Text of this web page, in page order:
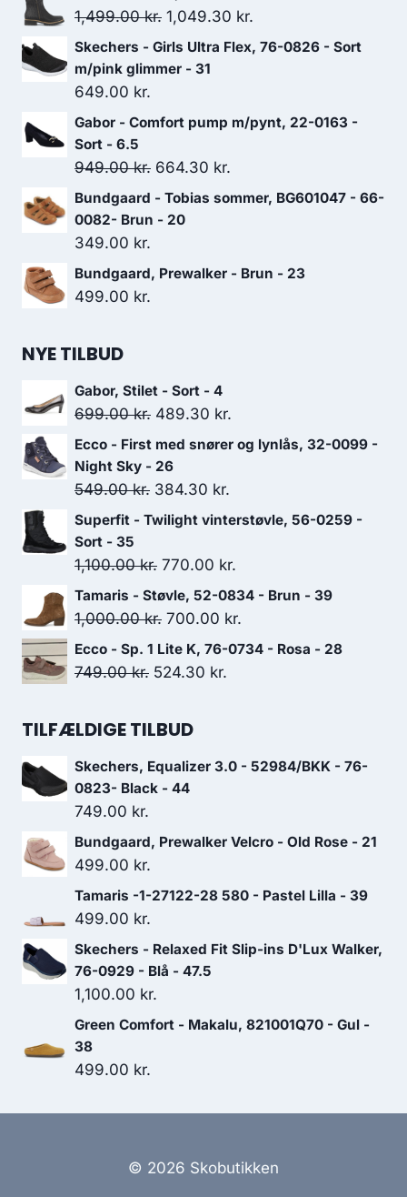
1,499.00kr. Den
oprindelige
pris
1,499.00 kr..
1,049.30 kr.
aktuelle
1,049.30 kr..
Skechers - Girls Ultra Flex, 76-0826 - Sort
m/pink glimmer - 31
649.00 kr.
Gabor - Comfort pump m/pynt, 22-0163 -
Sort - 6.5
949.00kr. Den
oprindelige
pris
949.00 kr..
664.30 kr.
aktuelle
664.30 kr..
Bundgaard - Tobias sommer, BG601047 - 66-
0082- Brun - 20
349.00 kr.
Bundgaard, Prewalker - Brun - 23
499.00 kr.
NYE TILBUD
Gabor, Stilet - Sort - 4
699.00kr. Den
oprindelige
pris
var:
699.00 kr..
489.30 kr.
aktuelle
489.30 kr..
Ecco - First med snører og lynlås, 32-0099 -
Night Sky - 26
549.00kr. Den
oprindelige
var:
549.00 kr..
384.30 kr.
aktuelle
er:
384.30 kr..
Superfit - Twilight vinterstøvle, 56-0259 -
Sort - 35
1,100.00kr. Den
oprindelige
pris
1,100.00 kr..
770.00 kr.
aktuelle
pris
Tamaris - Støvle, 52-0834 - Brun - 39
1,000.00kr. Den
oprindelige
pris
700.00 kr.
aktuelle
Ecco - Sp. 1 Lite K, 76-0734 - Rosa - 28
749.00kr. Den
pris
749.00 kr..
524.30 kr.
524.30 kr..
TILFÆLDIGE TILBUD
Skechers, Equalizer 3.0 - 52984/BKK - 76-
0823- Black - 44
749.00 kr.
Bundgaard, Prewalker Velcro - Old Rose - 21
499.00 kr.
Tamaris -1-27122-28 580 - Pastel Lilla - 39
499.00 kr.
Skechers - Relaxed Fit Slip-ins D'Lux Walker,
76-0929 - Blå - 47.5
1,100.00 kr.
Green Comfort - Makalu, 821001Q70 - Gul -
38
499.00 kr.
© 2026 Skobutikken